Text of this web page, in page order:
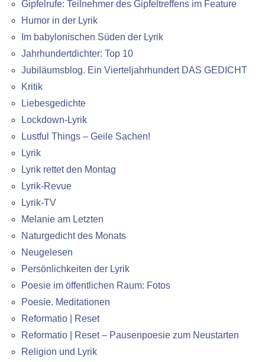
Gipfelrufe: Teilnehmer des Gipfeltreffens im Feature
Humor in der Lyrik
Im babylonischen Süden der Lyrik
Jahrhundertdichter: Top 10
Jubiläumsblog. Ein Vierteljahrhundert DAS GEDICHT
Kritik
Liebesgedichte
Lockdown-Lyrik
Lustful Things – Geile Sachen!
Lyrik
Lyrik rettet den Montag
Lyrik-Revue
Lyrik-TV
Melanie am Letzten
Naturgedicht des Monats
Neugelesen
Persönlichkeiten der Lyrik
Poesie im öffentlichen Raum: Fotos
Poesie. Meditationen
Reformatio | Reset
Reformatio | Reset – Pausenpoesie zum Neustarten
Religion und Lyrik